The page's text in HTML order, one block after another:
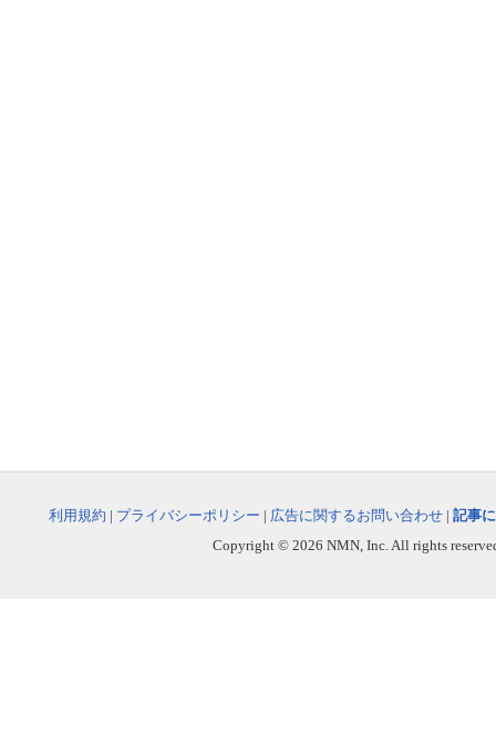
利用規約 | プライバシーポリシー | 広告に関するお問い合わせ | 記事
Copyright © 2026 NMN, Inc. All rights